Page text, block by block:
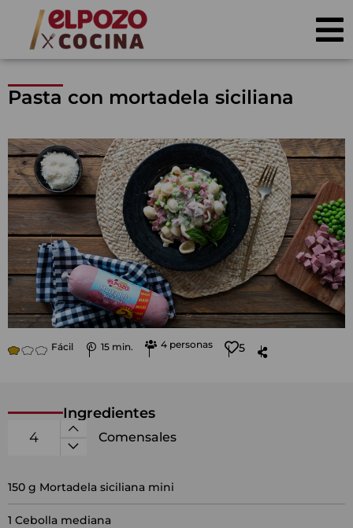
Pasta con mortadela siciliana
Fácil 15 min. 4 personas 5
Ingredientes
Comensales
150 g Mortadela siciliana mini
1 Cebolla mediana